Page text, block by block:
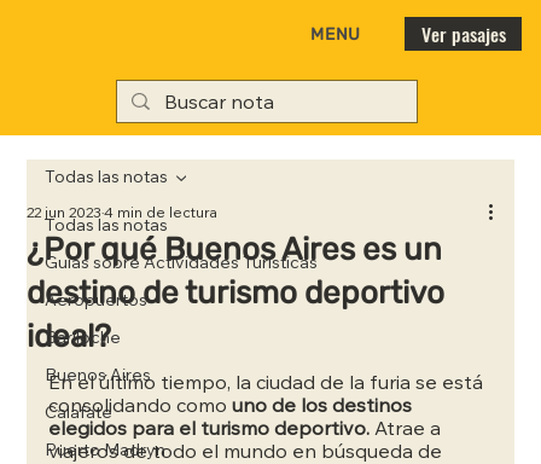
MENU Ver pasajes
Todas las notas
Guías sobre Actividades Turísticas
Aeropuertos
Bariloche
Buenos Aires
Calafate
Puerto Madryn
Todas las notas
¿Por qué Buenos Aires es un
destino de turismo deportivo
ideal?
22 jun 20234 min de lectura
En el último tiempo, la ciudad de la furia se está
consolidando como uno de los destinos
elegidos para el turismo deportivo. Atrae a
viajeros de todo el mundo en búsqueda de